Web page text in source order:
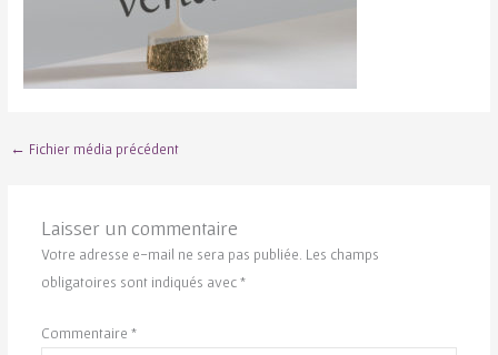
← Fichier média précédent
Laisser un commentaire
Votre adresse e-mail ne sera pas publiée. Les champs
obligatoires sont indiqués avec*
Commentaire *